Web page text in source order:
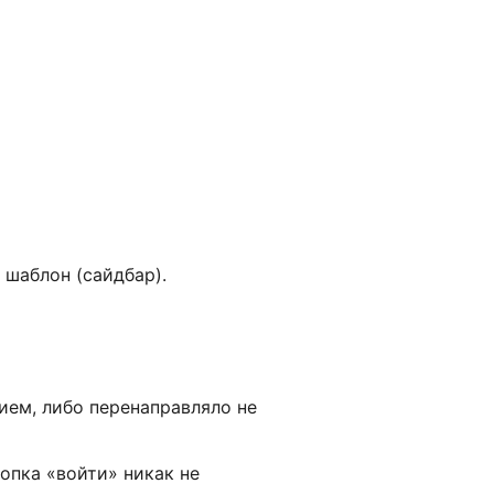
(сайдбар).
либо перенаправляло не
«войти» никак не